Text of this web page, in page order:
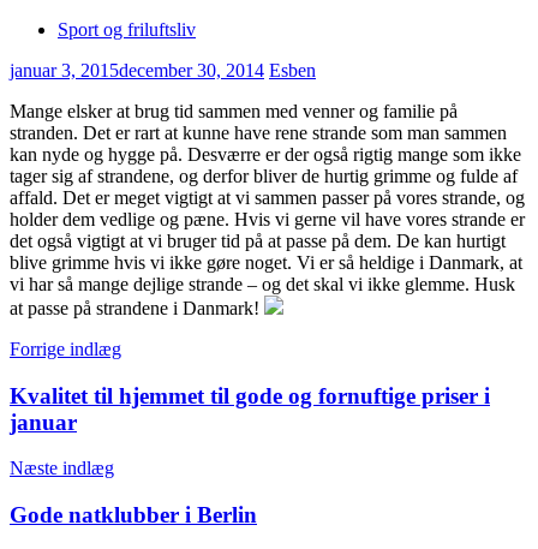
Sport og friluftsliv
januar 3, 2015december 30, 2014 Esben
Mange elsker at brug tid sammen med venner og familie på
stranden. Det er rart at kunne have rene strande som man sammen
kan nyde og hygge på. Desværre er der også rigtig mange som ikke
tager sig af strandene, og derfor bliver de hurtig grimme og fulde af
affald. Det er meget vigtigt at vi sammen passer på vores strande, og
holder dem vedlige og pæne. Hvis vi gerne vil have vores strande er
det også vigtigt at vi bruger tid på at passe på dem. De kan hurtigt
blive grimme hvis vi ikke gøre noget. Vi er så heldige i Danmark, at
vi har så mange dejlige strande – og det skal vi ikke glemme. Husk
at passe på strandene i Danmark!
Indlægsnavigation
Forrige indlæg
Kvalitet til hjemmet til gode og fornuftige priser i
januar
Næste indlæg
Gode natklubber i Berlin